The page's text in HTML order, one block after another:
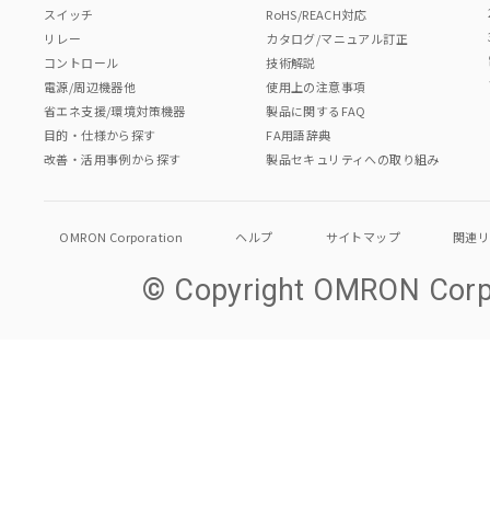
スイッチ
リレー
コントロール
電源/周辺機器他
省エネ支援/環境対策機器
目的・仕様から探す
改善・活用事例から探す
RoHS/REACH対応
カタログ/マニュアル訂正
技術解説
使用上の注意事項
製品に関するFAQ
FA用語辞典
製品セキュリティへの取り組み
OMRON Corporation ヘルプ サイトマップ 関連
© Copyright OMRON